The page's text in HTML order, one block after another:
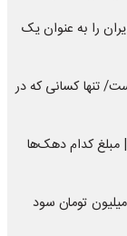
را به عنوان یک
تنها کسانی که در
۱۴۰۵ در سه نوبت | مبلغ کدام دهک‌ها
غافلگیری دارندگان سهام عدالت | احتمال واریز ۳ میلیون تومان سود